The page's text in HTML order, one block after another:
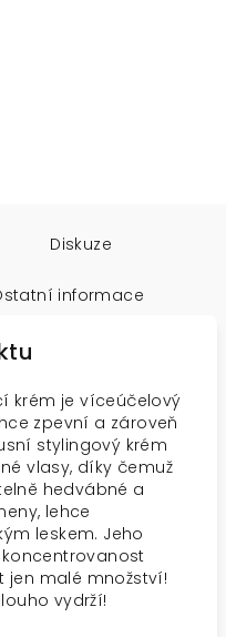
Diskuze
informace
krém je víceúčelový
zpevní a zároveň
stylingový krém
vlasy, díky čemuž
hedvábné a
lehce
leskem. Jeho
jen malé množství!
vydrží!